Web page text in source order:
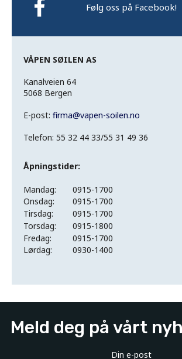
Følg oss på Facebook!
VÅPEN SØILEN AS
Kanalveien 64
5068 Bergen
E-post: firma@vapen-soilen.no
Telefon: 55 32 44 33/55 31 49 36
Åpningstider:
Mandag:
0915-1700
Onsdag:
0915-1700
Tirsdag:
0915-1700
Torsdag:
0915-1800
Fredag:
0915-1700
Lørdag:
0930-1400
Meld deg på vårt
Din e-post